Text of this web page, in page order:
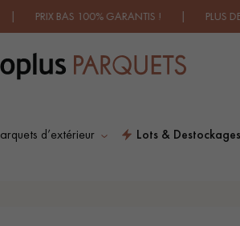
! | PLUS DE 500 MODÈLES
d’extérieur Lots & Destockages
LES PLUS